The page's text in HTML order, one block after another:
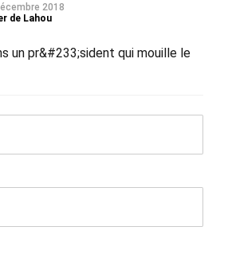
2018
de Lahou
un pr&#233;sident qui mouille le